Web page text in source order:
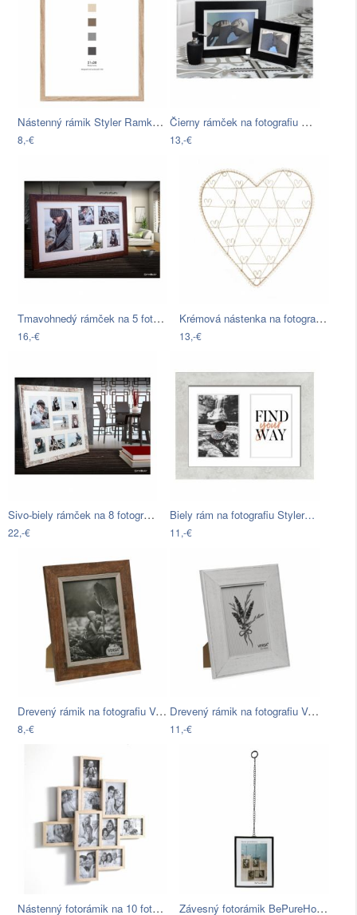
Nástenný rámik Styler Ramka Oslo BD, 21…
8,-€
Čierny rámček na fotografiu Styler…
13,-€
Tmavohnedý rámček na 5 fotografií…
16,-€
Krémová nástenka na fotografie Sass &…
13,-€
Sivo-biely rámček na 8 fotografií…
22,-€
Biely rám na fotografiu Styler…
11,-€
Drevený rámik na fotografiu Versa…
8,-€
Drevený rámik na fotografiu Versa…
11,-€
Nástenný fotorámik na 10 fotografií… Závesný fotorámik BePureHome Xpose, na…